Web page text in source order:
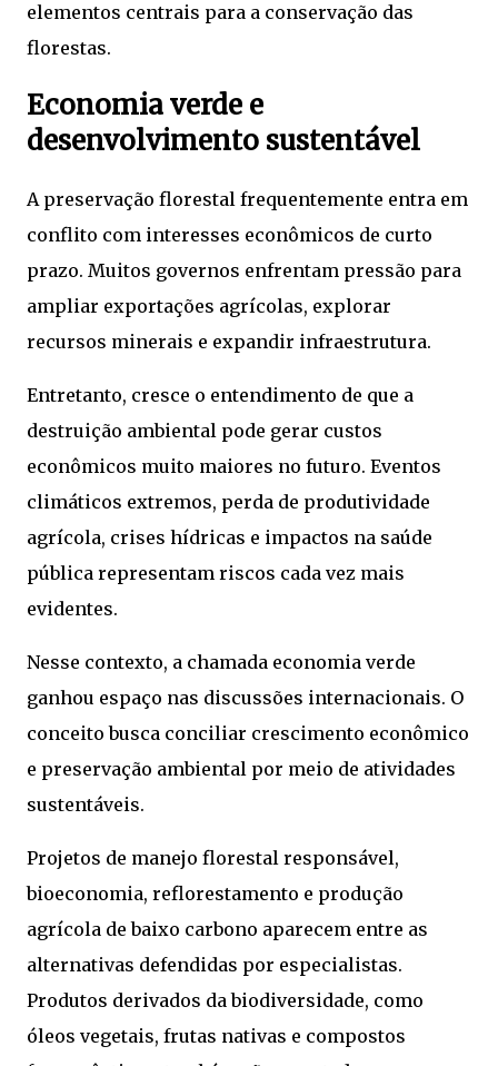
elementos centrais para a conservação das
florestas.
Economia verde e
desenvolvimento sustentável
A preservação florestal frequentemente entra em
conflito com interesses econômicos de curto
prazo. Muitos governos enfrentam pressão para
ampliar exportações agrícolas, explorar
recursos minerais e expandir infraestrutura.
Entretanto, cresce o entendimento de que a
destruição ambiental pode gerar custos
econômicos muito maiores no futuro. Eventos
climáticos extremos, perda de produtividade
agrícola, crises hídricas e impactos na saúde
pública representam riscos cada vez mais
evidentes.
Nesse contexto, a chamada economia verde
ganhou espaço nas discussões internacionais. O
conceito busca conciliar crescimento econômico
e preservação ambiental por meio de atividades
sustentáveis.
Projetos de manejo florestal responsável,
bioeconomia, reflorestamento e produção
agrícola de baixo carbono aparecem entre as
alternativas defendidas por especialistas.
Produtos derivados da biodiversidade, como
óleos vegetais, frutas nativas e compostos